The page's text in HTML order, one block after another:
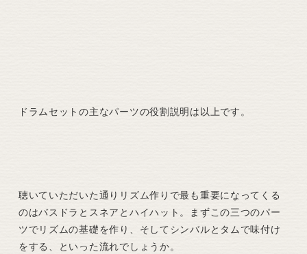
ドラムセットの主なパーツの役割説明は以上です。
聴いていただいた通りリズム作りで最も重要になってくる
のはバスドラとスネアとハイハット。まずこの三つのパー
ツでリズムの基礎を作り、そしてシンバルとタムで味付け
をする、といった流れでしょうか。